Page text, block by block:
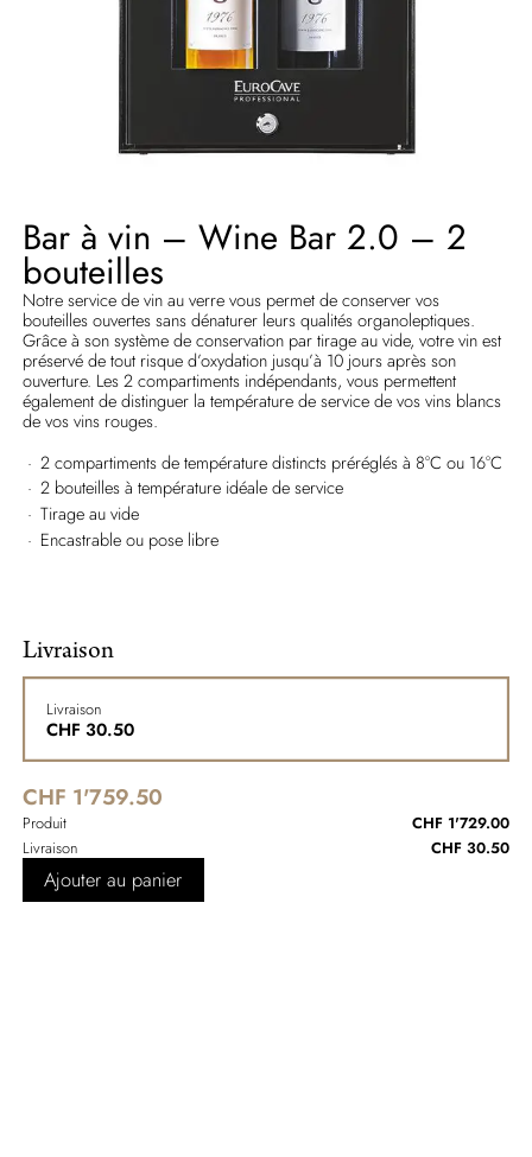
Bar à vin – Wine Bar 2.0 – 2
bouteilles
Notre service de vin au verre vous permet de conserver vos
bouteilles ouvertes sans dénaturer leurs qualités organoleptiques.
Grâce à son système de conservation par tirage au vide, votre vin est
préservé de tout risque d’oxydation jusqu’à 10 jours après son
ouverture. Les 2 compartiments indépendants, vous permettent
également de distinguer la température de service de vos vins blancs
de vos vins rouges.
2 compartiments de température distincts préréglés à 8°C ou 16°C
2 bouteilles à température idéale de service
Tirage au vide
Encastrable ou pose libre
Livraison
Livraison
CHF 30.50
CHF 1'759.50
Produit
CHF 1'729.00
Livraison
CHF 30.50
Ajouter au panier